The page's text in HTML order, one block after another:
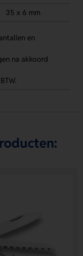
35 x 6 mm
en
na akkoord